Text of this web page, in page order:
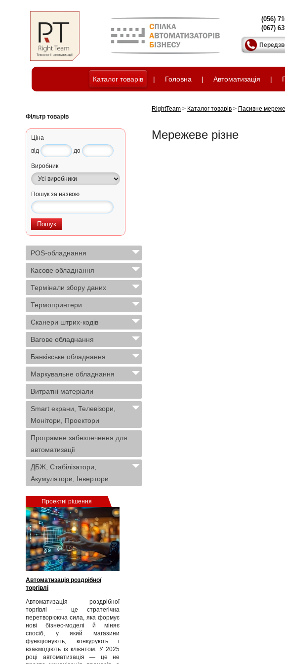
(056)
(067)
Каталог товарів | Головна | Автоматизація |
Фільтр товарів
Ціна
від
до
Виробник
Пошук за назвою
POS-обладнання
Касове обладнання
Термінали збору даних
Термопринтери
Сканери штрих-кодів
Вагове обладнання
Банківське обладнання
Маркувальне обладнання
Витратні матеріали
Smart екрани, Телевізори,
Монітори, Проектори
Програмне забезпечення для
автоматизації
ДБЖ, Стабілізатори,
Акумулятори, Інвертори
Проектні рішення
Автоматизація роздрібної
торгівлі
Автоматизація роздрібної
торгівлі — це стратегічна
перетворююча сила, яка формує
нові бізнес‑моделі й міняє
спосіб, у який магазини
функціонують, конкурують і
взаємодіють із клієнтом. У 2025
році автоматизація — це не
RightTeam > Каталог товарів > Пасивне
Мережеве різне